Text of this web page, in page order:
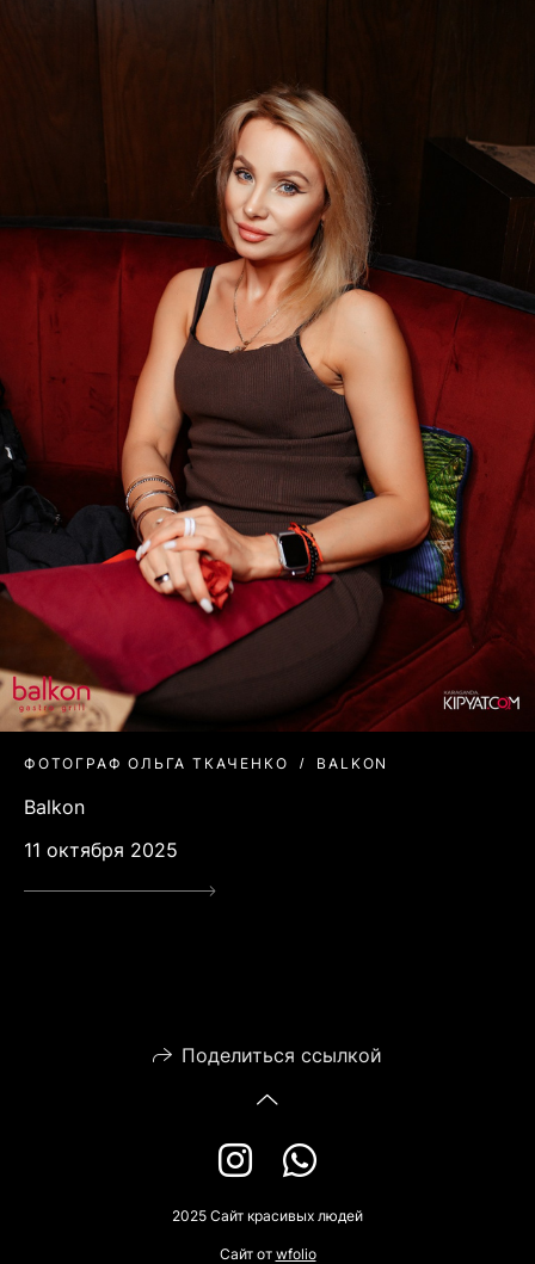
ФОТОГРАФ ОЛЬГА ТКАЧЕНКО BALKON
Balkon
11 октября 2025
Поделиться ссылкой
2025 Сайт красивых людей
Сайт от wfolio